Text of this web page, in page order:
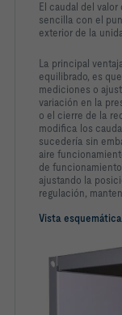
Vista
El caudal del
sencilla con el
exterior de la
La principal
equilibrado, es
mediciones o
variación en la
o el cierre de la
modifica los
sucedería sin
aire
de
ajustando la
regulación,